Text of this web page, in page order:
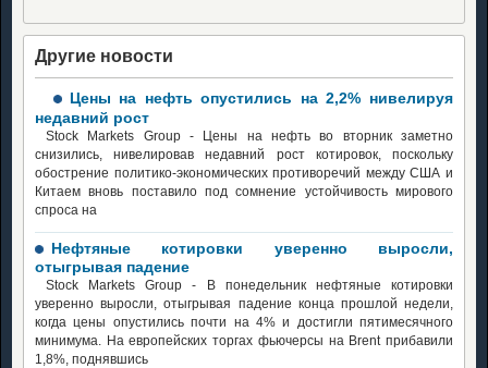
Другие новости
Цены на нефть опустились на 2,2% нивелируя
недавний рост
Stock Markets Group - Цены на нефть во вторник заметно
снизились, нивелировав недавний рост котировок, поскольку
обострение политико-экономических противоречий между США и
Китаем вновь поставило под сомнение устойчивость мирового
спроса на
Нефтяные котировки уверенно выросли,
отыгрывая падение
Stock Markets Group - В понедельник нефтяные котировки
уверенно выросли, отыгрывая падение конца прошлой недели,
когда цены опустились почти на 4% и достигли пятимесячного
минимума. На европейских торгах фьючерсы на Brent прибавили
1,8%, поднявшись